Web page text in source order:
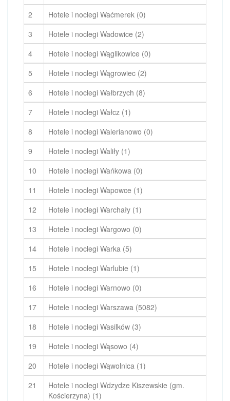
2
Hotele i noclegi Waćmerek (0)
3
Hotele i noclegi Wadowice (2)
4
Hotele i noclegi Wąglikowice (0)
5
Hotele i noclegi Wągrowiec (2)
6
Hotele i noclegi Wałbrzych (8)
7
Hotele i noclegi Wałcz (1)
8
Hotele i noclegi Walerianowo (0)
9
Hotele i noclegi Waliły (1)
10
Hotele i noclegi Wańkowa (0)
11
Hotele i noclegi Wapowce (1)
12
Hotele i noclegi Warchały (1)
13
Hotele i noclegi Wargowo (0)
14
Hotele i noclegi Warka (5)
15
Hotele i noclegi Warlubie (1)
16
Hotele i noclegi Warnowo (0)
17
Hotele i noclegi Warszawa (5082)
18
Hotele i noclegi Wasilków (3)
19
Hotele i noclegi Wąsowo (4)
20
Hotele i noclegi Wąwolnica (1)
21
Hotele i noclegi Wdzydze Kiszewskie (gm.
Kościerzyna) (1)